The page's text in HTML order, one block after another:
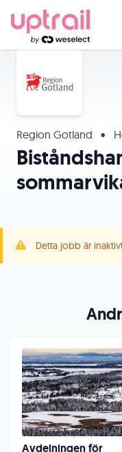
Region Gotland •
Detta jobb är
Avdelningen för